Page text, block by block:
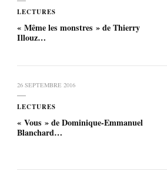
LECTURES
« Même les monstres » de Thierry
Illouz…
26 SEPTEMBRE 2016
LECTURES
« Vous » de Dominique-Emmanuel
Blanchard…